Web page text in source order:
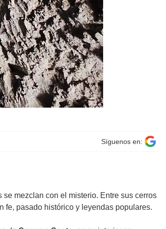
Síguenos en:
mezclan con el misterio. Entre sus cerros
fe, pasado histórico y leyendas populares.